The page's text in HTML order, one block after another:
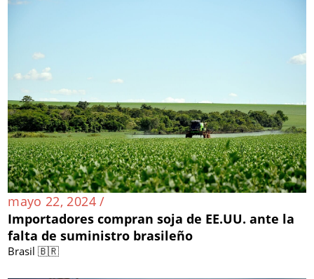
mayo 22, 2024 /
Importadores compran soja de EE.UU. ante la
falta de suministro brasileño
Brasil 🇧🇷